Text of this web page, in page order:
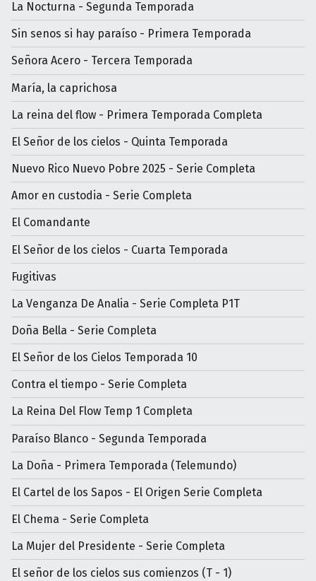
La Nocturna - Segunda Temporada
Sin senos si hay paraíso - Primera Temporada
Señora Acero - Tercera Temporada
María, la caprichosa
La reina del flow - Primera Temporada Completa
El Señor de los cielos - Quinta Temporada
Nuevo Rico Nuevo Pobre 2025 - Serie Completa
Amor en custodia - Serie Completa
El Comandante
El Señor de los cielos - Cuarta Temporada
Fugitivas
La Venganza De Analia - Serie Completa P1T
Doña Bella - Serie Completa
El Señor de los Cielos Temporada 10
Contra el tiempo - Serie Completa
La Reina Del Flow Temp 1 Completa
Paraíso Blanco - Segunda Temporada
La Doña - Primera Temporada (Telemundo)
El Cartel de los Sapos - El Origen Serie Completa
El Chema - Serie Completa
La Mujer del Presidente - Serie Completa
El señor de los cielos sus comienzos (T - 1)